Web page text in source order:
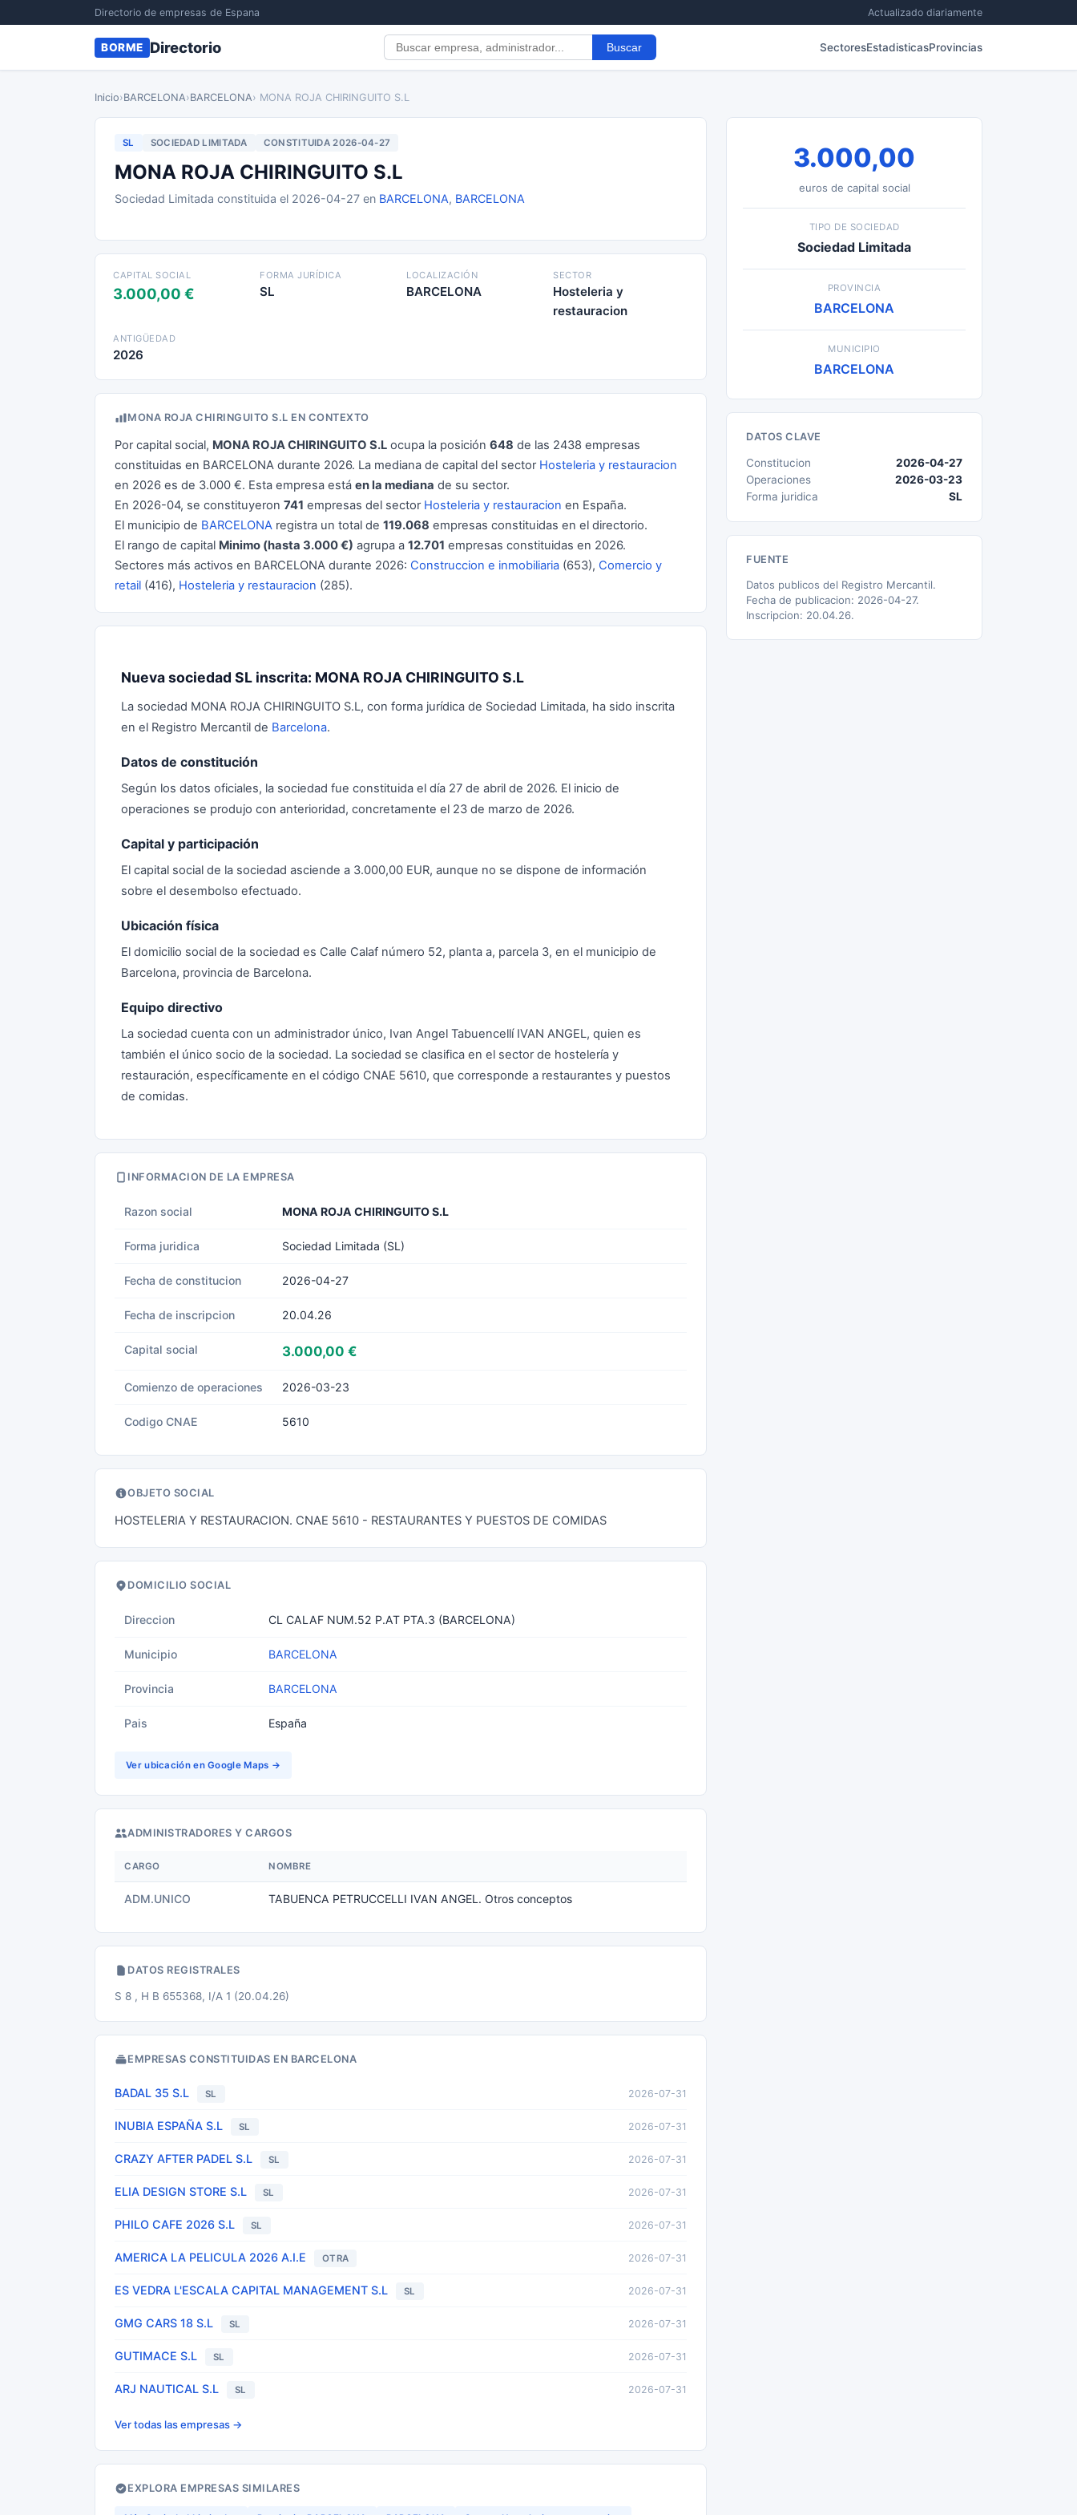
Directorio de empresas de Espana Actualizado diariamente
BORME Directorio Buscar SectoresEstadisticasProvincias
Inicio›BARCELONA›BARCELONA› MONA ROJA CHIRINGUITO S.L
SL SOCIEDAD LIMITADA CONSTITUIDA 2026-04-27
MONA ROJA CHIRINGUITO S.L
Sociedad Limitada constituida el 2026-04-27 en BARCELONA, BARCELONA
CAPITAL SOCIAL
3.000,00 €
FORMA JURÍDICA
SL
LOCALIZACIÓN
BARCELONA
SECTOR
Hosteleria y
restauracion
ANTIGÜEDAD
2026
MONA ROJA CHIRINGUITO S.L EN CONTEXTO
Por capital social, MONA ROJA CHIRINGUITO S.L ocupa la posición 648 de las 2438 empresas
constituidas en BARCELONA durante 2026. La mediana de capital del sector Hosteleria y restauracion
en 2026 es de 3.000 €. Esta empresa está en la mediana de su sector.
En 2026-04, se constituyeron 741 empresas del sector Hosteleria y restauracion en España.
El municipio de BARCELONA registra un total de 119.068 empresas constituidas en el directorio.
El rango de capital Minimo (hasta 3.000 €) agrupa a 12.701 empresas constituidas en 2026.
Sectores más activos en BARCELONA durante 2026: Construccion e inmobiliaria (653), Comercio y
retail (416), Hosteleria y restauracion (285).
Nueva sociedad SL inscrita: MONA ROJA CHIRINGUITO S.L
La sociedad MONA ROJA CHIRINGUITO S.L, con forma jurídica de Sociedad Limitada, ha sido inscrita
en el Registro Mercantil de Barcelona.
Datos de constitución
Según los datos oficiales, la sociedad fue constituida el día 27 de abril de 2026. El inicio de
operaciones se produjo con anterioridad, concretamente el 23 de marzo de 2026.
Capital y participación
El capital social de la sociedad asciende a 3.000,00 EUR, aunque no se dispone de información
sobre el desembolso efectuado.
Ubicación física
El domicilio social de la sociedad es Calle Calaf número 52, planta a, parcela 3, en el municipio de
Barcelona, provincia de Barcelona.
Equipo directivo
La sociedad cuenta con un administrador único, Ivan Angel Tabuencellí IVAN ANGEL, quien es
también el único socio de la sociedad. La sociedad se clasifica en el sector de hostelería y
restauración, específicamente en el código CNAE 5610, que corresponde a restaurantes y puestos
de comidas.
INFORMACION DE LA EMPRESA
Razon social MONA ROJA CHIRINGUITO S.L
Forma juridica Sociedad Limitada (SL)
Fecha de constitucion 2026-04-27
Fecha de inscripcion 20.04.26
Capital social 3.000,00 €
Comienzo de operaciones 2026-03-23
Codigo CNAE 5610
OBJETO SOCIAL
HOSTELERIA Y RESTAURACION. CNAE 5610 - RESTAURANTES Y PUESTOS DE COMIDAS
DOMICILIO SOCIAL
Direccion CL CALAF NUM.52 P.AT PTA.3 (BARCELONA)
Municipio BARCELONA
Provincia BARCELONA
Pais España
Ver ubicación en Google Maps →
ADMINISTRADORES Y CARGOS
CARGO NOMBRE
ADM.UNICO TABUENCA PETRUCCELLI IVAN ANGEL. Otros conceptos
DATOS REGISTRALES
S 8 , H B 655368, I/A 1 (20.04.26)
EMPRESAS CONSTITUIDAS EN BARCELONA
BADAL 35 S.L SL 2026-07-31
INUBIA ESPAÑA S.L SL 2026-07-31
CRAZY AFTER PADEL S.L SL 2026-07-31
ELIA DESIGN STORE S.L SL 2026-07-31
PHILO CAFE 2026 S.L SL 2026-07-31
AMERICA LA PELICULA 2026 A.I.E OTRA 2026-07-31
ES VEDRA L'ESCALA CAPITAL MANAGEMENT S.L SL 2026-07-31
GMG CARS 18 S.L SL 2026-07-31
GUTIMACE S.L SL 2026-07-31
ARJ NAUTICAL S.L SL 2026-07-31
Ver todas las empresas →
EXPLORA EMPRESAS SIMILARES
3.000,00
euros de capital social
TIPO DE SOCIEDAD
Sociedad Limitada
PROVINCIA
BARCELONA
MUNICIPIO
BARCELONA
DATOS CLAVE
Constitucion
2026-04-27
Operaciones
2026-03-23
Forma juridica
SL
FUENTE
Datos publicos del Registro Mercantil.
Fecha de publicacion: 2026-04-27.
Inscripcion: 20.04.26.